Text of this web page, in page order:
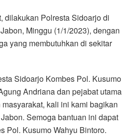
dilakukan Polresta Sidoarjo di
Minggu (1/1/2023), dengan
yang membutuhkan di sekitar
Sidoarjo Kombes Pol. Kusumo
Andriana dan pejabat utama
kali ini kami bagikan
Semoga bantuan ini dapat
Pol. Kusumo Wahyu Bintoro.